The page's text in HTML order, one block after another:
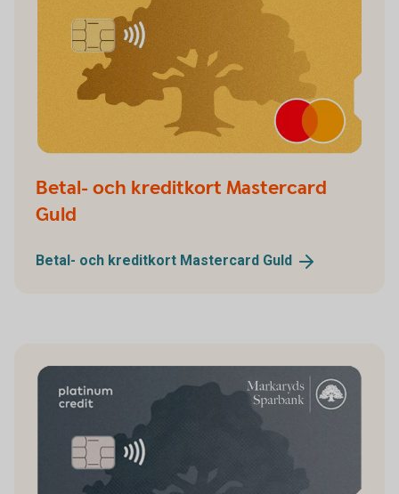
Betal- och kreditkort Mastercard
Guld
Betal- och kreditkort Mastercard Guld